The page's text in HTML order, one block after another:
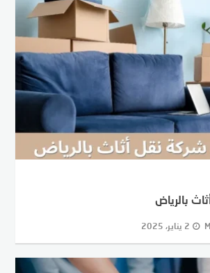
بالرياض
2 يناير، 2025